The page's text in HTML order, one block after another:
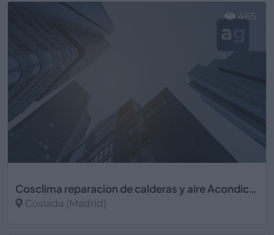
Cosclima reparacion de calderas y aire Acondicionado
Coslada (Madrid)
465